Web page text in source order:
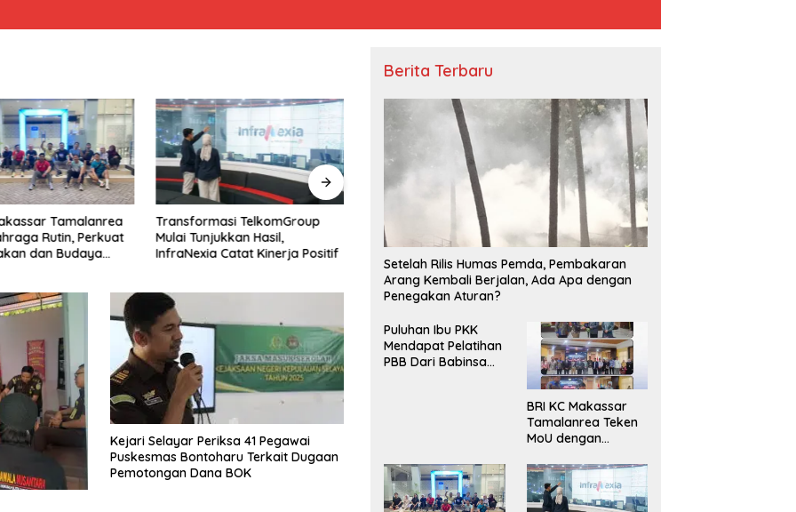
Tamalanrea
Rutin, Perkuat
dan Budaya
Transformasi TelkomGroup
Mulai Tunjukkan Hasil,
InfraNexia Catat Kinerja Positif
Anggota Satpol PP Kembali
Operasikan Pembakaran
Penangkapan Ikan Hidup
Dengan Bius Kembali Marak di
Kejari Selayar Periksa 41 Pegawai
Puskesmas Bontoharu Terkait Dugaan
Pemotongan Dana BOK
Berita Terbaru
Setelah Rilis Humas Pemda, Pembakaran
Arang Kembali Berjalan, Ada Apa dengan
Penegakan Aturan?
Puluhan Ibu PKK
Mendapat Pelatihan
PBB Dari Babinsa
BRI KC Makassar
Tamalanrea Teken
MoU dengan
Ujung Pandang
Perkuat Layanan
Perbankan